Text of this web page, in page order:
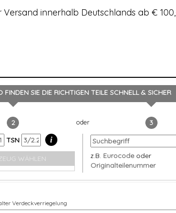
innerhalb Deutschlands ab €
FINDEN SIE DIE RICHTIGEN TEILE SCHNELL & SICHER
2
TSN i
WÄHLEN
3
z.B. Eurocode oder
Originalteilenummer
Verdeckverriegelung